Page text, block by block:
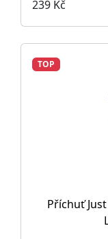
239 Kč
TOP
Příchuť